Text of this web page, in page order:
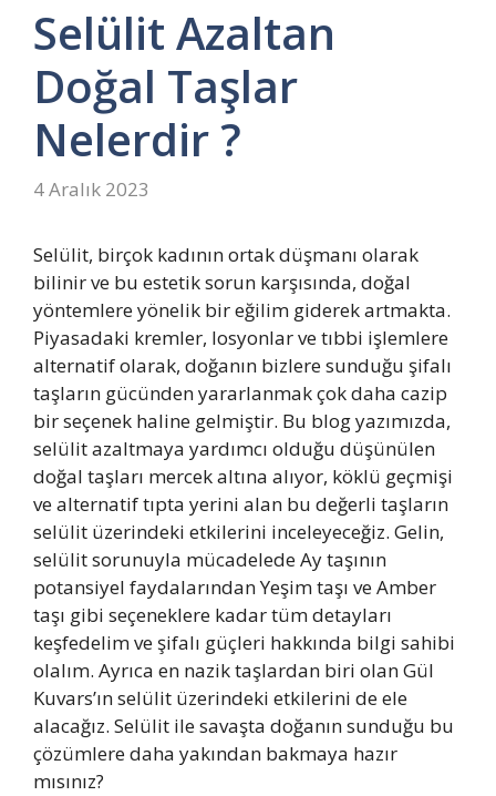
Selülit Azaltan
Doğal Taşlar
Nelerdir ?
4 Aralık 2023
Selülit, birçok kadının ortak düşmanı olarak
bilinir ve bu estetik sorun karşısında, doğal
yöntemlere yönelik bir eğilim giderek artmakta.
Piyasadaki kremler, losyonlar ve tıbbi işlemlere
alternatif olarak, doğanın bizlere sunduğu şifalı
taşların gücünden yararlanmak çok daha cazip
bir seçenek haline gelmiştir. Bu blog yazımızda,
selülit azaltmaya yardımcı olduğu düşünülen
doğal taşları mercek altına alıyor, köklü geçmişi
ve alternatif tıpta yerini alan bu değerli taşların
selülit üzerindeki etkilerini inceleyeceğiz. Gelin,
selülit sorunuyla mücadelede Ay taşının
potansiyel faydalarından Yeşim taşı ve Amber
taşı gibi seçeneklere kadar tüm detayları
keşfedelim ve şifalı güçleri hakkında bilgi sahibi
olalım. Ayrıca en nazik taşlardan biri olan Gül
Kuvars’ın selülit üzerindeki etkilerini de ele
alacağız. Selülit ile savaşta doğanın sunduğu bu
çözümlere daha yakından bakmaya hazır
mısınız?